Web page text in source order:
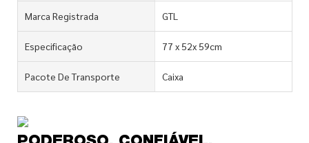
Marca Registrada GTL
Especificação 77 x 52x 59cm
Pacote De Transporte Caixa